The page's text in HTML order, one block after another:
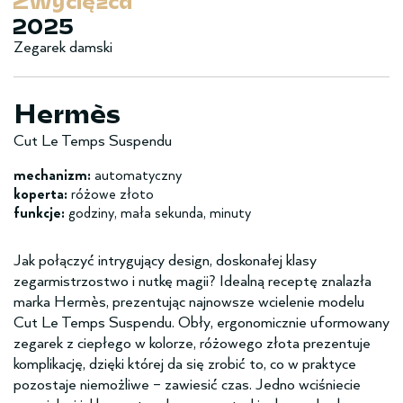
2025
Zegarek damski
Hermès
Cut Le Temps Suspendu
mechanizm: automatyczny
koperta: różowe złoto
funkcje: godziny, mała sekunda, minuty
Jak połączyć intrygujący design, doskonałej klasy
zegarmistrzostwo i nutkę magii? Idealną receptę znalazła
marka Hermès, prezentując najnowsze wcielenie modelu
Cut Le Temps Suspendu. Obły, ergonomicznie uformowany
zegarek z ciepłego w kolorze, różowego złota prezentuje
komplikację, dzięki której da się zrobić to, co w praktyce
pozostaje niemożliwe – zawiesić czas. Jedno wciśniecie